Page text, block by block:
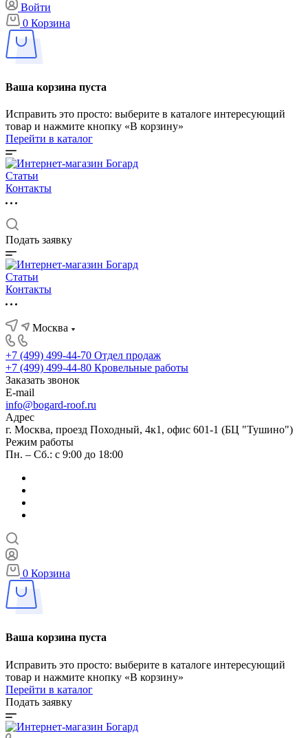
Войти
0 Корзина
Ваша корзина пуста
Исправить это просто: выберите в каталоге интересующий
товар и нажмите кнопку «В корзину»
Перейти в каталог
Статьи
Контакты
Подать заявку
Статьи
Контакты
Москва
+7 (499) 499-44-70 Отдел продаж
+7 (499) 499-44-80 Кровельные работы
Заказать звонок
E-mail
info@bogard-roof.ru
Адрес
г. Москва, проезд Походный, 4к1, офис 601-1 (БЦ "Тушино")
Режим работы
Пн. – Сб.: с 9:00 до 18:00
0 Корзина
Ваша корзина пуста
Исправить это просто: выберите в каталоге интересующий
товар и нажмите кнопку «В корзину»
Перейти в каталог
Подать заявку